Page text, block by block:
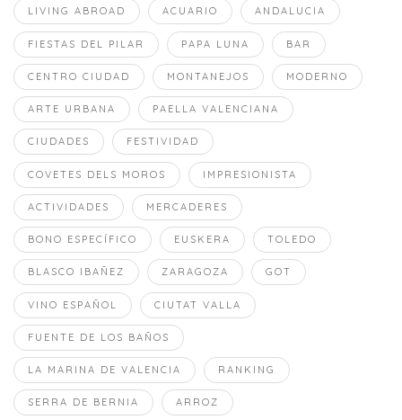
LIVING ABROAD ACUARIO ANDALUCIA
FIESTAS DEL PILAR PAPA LUNA BAR
CENTRO CIUDAD MONTANEJOS MODERNO
ARTE URBANA PAELLA VALENCIANA
CIUDADES FESTIVIDAD
COVETES DELS MOROS IMPRESIONISTA
ACTIVIDADES MERCADERES
BONO ESPECÍFICO EUSKERA TOLEDO
BLASCO IBAÑEZ ZARAGOZA GOT
VINO ESPAÑOL CIUTAT VALLA
FUENTE DE LOS BAÑOS
LA MARINA DE VALENCIA RANKING
SERRA DE BERNIA ARROZ